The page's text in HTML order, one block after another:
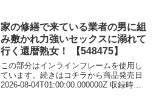
新戦組 品番303229価格￥500~続きはコ
チ...
家の修繕で来ている業者の男に組
み敷かれ力強いセックスに溺れて
行く還暦熟女！ 【548475】
この部分はインラインフレームを使用し
ています。続きはコチラから商品発売日
2026-08-04T01:00:00.000000Z 収録時間